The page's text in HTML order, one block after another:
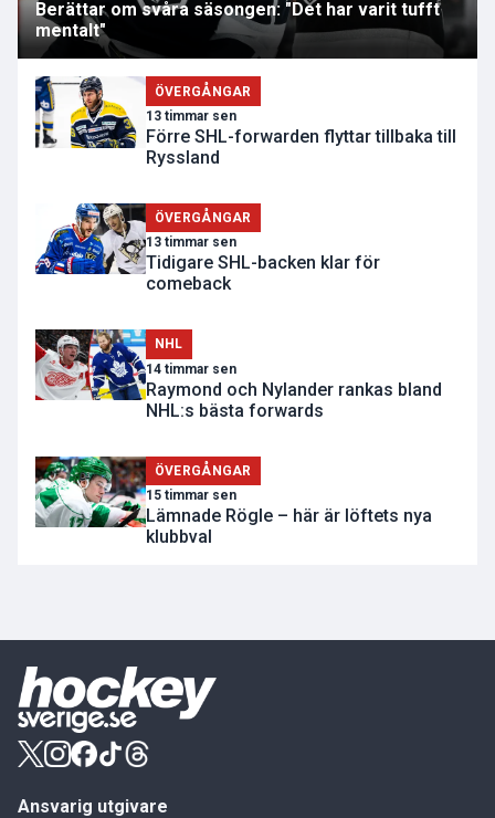
Berättar om svåra säsongen: "Det har varit tufft
mentalt"
ÖVERGÅNGAR
13 timmar sen
Förre SHL-forwarden flyttar tillbaka till
Ryssland
ÖVERGÅNGAR
13 timmar sen
Tidigare SHL-backen klar för
comeback
NHL
14 timmar sen
Raymond och Nylander rankas bland
NHL:s bästa forwards
ÖVERGÅNGAR
15 timmar sen
Lämnade Rögle – här är löftets nya
klubbval
Ansvarig utgivare